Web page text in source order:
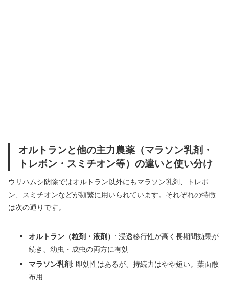
オルトランと他の主力農薬（マラソン乳剤・
トレボン・スミチオン等）の違いと使い分け
ウリハムシ防除ではオルトラン以外にもマラソン乳剤、トレボ
ン、スミチオンなどが頻繁に用いられています。それぞれの特徴
は次の通りです。
オルトラン（粒剤・液剤） : 浸透移行性が高く長期間効果が
続き、幼虫・成虫の両方に有効
マラソン乳剤: 即効性はあるが、持続力はやや短い。葉面散
布用